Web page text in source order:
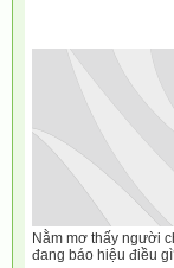
Nằm mơ thấy người
đang báo hiệu điều